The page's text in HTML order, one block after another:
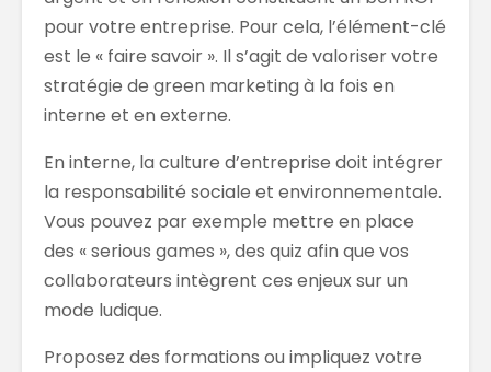
pour votre entreprise. Pour cela, l’élément-clé
est le « faire savoir ». Il s’agit de valoriser votre
stratégie de green marketing à la fois en
interne et en externe.
En interne, la culture d’entreprise doit intégrer
la responsabilité sociale et environnementale.
Vous pouvez par exemple mettre en place
des « serious games », des quiz afin que vos
collaborateurs intègrent ces enjeux sur un
mode ludique.
Proposez des formations ou impliquez votre